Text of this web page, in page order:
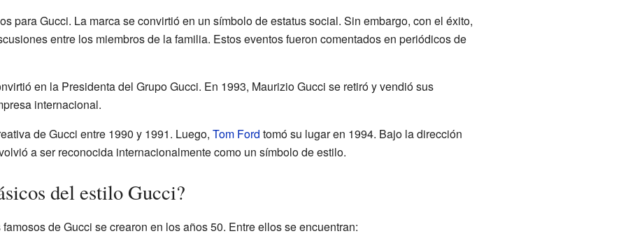
para Gucci. La marca se convirtió en un símbolo de estatus social. Sin embargo, con el éxito,
entre los miembros de la familia. Estos eventos fueron comentados en periódicos de
en la Presidenta del Grupo Gucci. En 1993, Maurizio Gucci se retiró y vendió sus
internacional.
de Gucci entre 1990 y 1991. Luego, Tom Ford tomó su lugar en 1994. Bajo la dirección
a ser reconocida internacionalmente como un símbolo de estilo.
del estilo Gucci?
de Gucci se crearon en los años 50. Entre ellos se encuentran: